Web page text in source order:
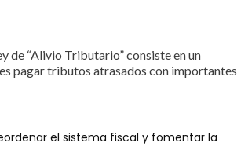
de “Alivio Tributario” consiste en un
pagar tributos atrasados con importantes
el sistema fiscal y fomentar la